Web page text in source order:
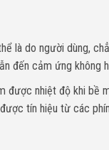
là do người dùng,
đến cảm ứng không
được nhiệt độ khi
tín hiệu từ các